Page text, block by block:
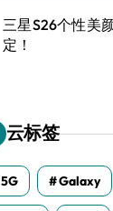
三星S26个性美
定！
云标签
5G Galaxy